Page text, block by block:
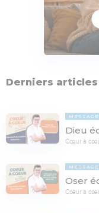
Derniers articles
Dieu
Cœur à
Oser
Cœur à